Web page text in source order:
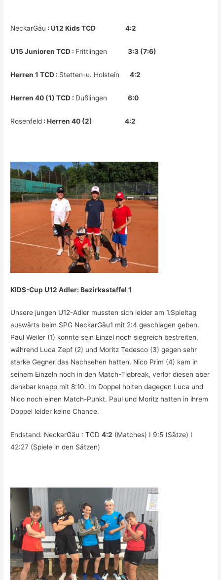
NeckarGäu : U12 Kids TCD 4:2
U15 Junioren TCD : Frittlingen 3:3 (7:6)
Herren 1 TCD : Stetten-u. Holstein 4:2
Herren 40 (1) TCD : Dußlingen 6:0
Rosenfeld : Herren 40 (2) 4:2
KIDS-Cup U12 Adler: Bezirksstaffel 1
Unsere jungen U12-Adler mussten sich leider am 1.Spieltag
auswärts beim SPG NeckarGäu1 mit 2:4 geschlagen geben.
Paul Weiler (1) konnte sein Einzel noch siegreich bestreiten,
während Luca Zepf (2) und Moritz Tedesco (3) gegen sehr
starke Gegner das Nachsehen hatten. Nico Prim (4) kam in
seinem Einzeln noch in den Match-Tiebreak, verlor diesen aber
denkbar knapp mit 8:10. Im Doppel holten dagegen Luca und
Nico noch einen Match-Punkt. Paul und Moritz hatten in ihrem
Doppel leider keine Chance.
Endstand: NeckarGäu : TCD4:2 (Matches) I 9:5 (Sätze) I
42:27 (Spiele in den Sätzen)